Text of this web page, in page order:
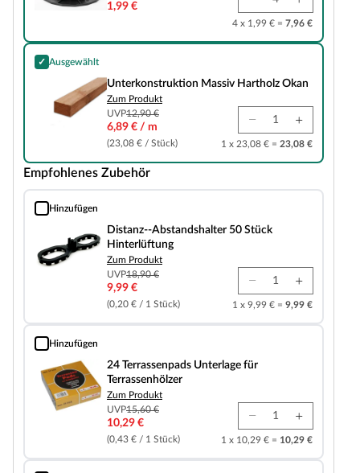
1,99 €
4 x 1,99 € = 7,96 €
✓ Ausgewählt
Unterkonstruktion Massiv Hartholz Okan
Unterkonstruktion Massiv Hartholz Okan
Zum Produkt
UVP12,90 €
6,89 € / m
(23,08 € / Stück) 1 x 23,08 € = 23,08 €
Empfohlenes Zubehör
Hinzufügen
Distanz--Abstandshalter 50 Stück Hinterlüftung
Distanz--Abstandshalter 50 Stück
Hinterlüftung
Zum Produkt
UVP18,90 €
9,99 €
(0,20 € / 1 Stück) 1 x 9,99 € = 9,99 €
Hinzufügen
24 Terrassenpads Unterlage für Terrassenhölzer
24 Terrassenpads Unterlage für
Terrassenhölzer
Zum Produkt
UVP15,60 €
10,29 €
(0,43 € / 1 Stück) 1 x 10,29 € = 10,29 €